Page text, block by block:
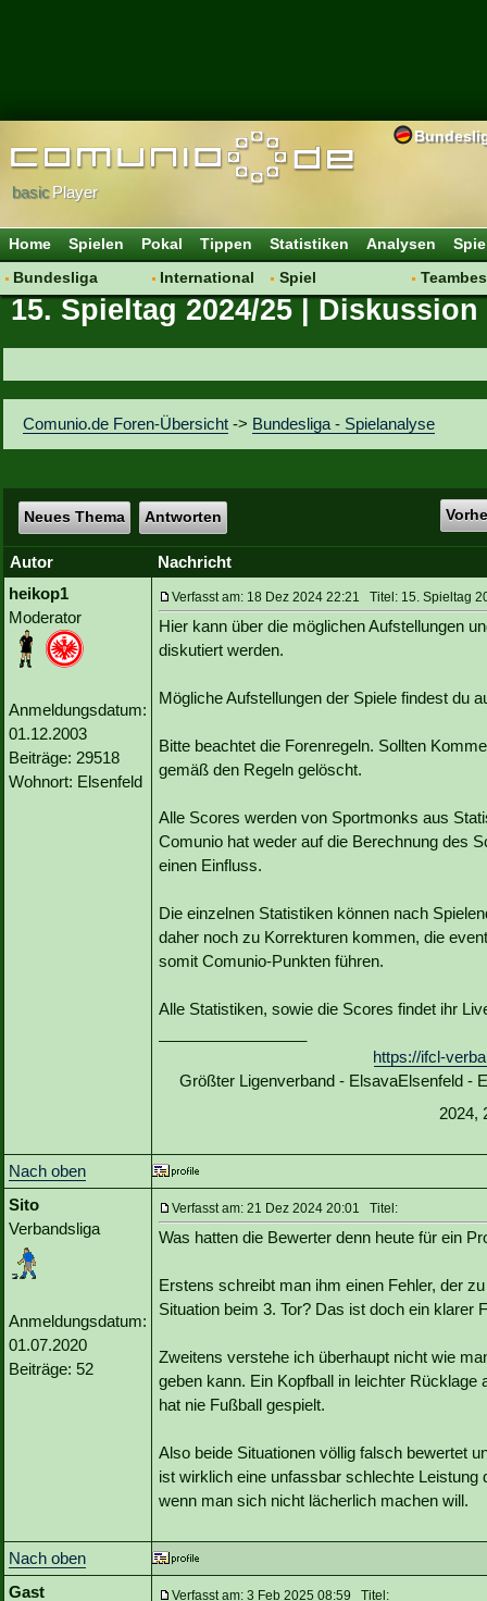
basicPlayer
Home Spielen Pokal Tippen Statistiken Analysen
Bundesliga
Hot News
Vereinsdiskussion
Vereinsfragen
International
Vereine
Spiel
Regeln & Tipps
15. Spieltag 2024/25 | Diskussion
Comunio.de Foren-Übersicht -> Bundesliga - Spielanalyse
Neues Thema Antworten
Autor
Nachricht
heikop1
Moderator
Anmeldungsdatum:
01.12.2003
Beiträge: 29518
Wohnort: Elsenfeld
Verfasst am: 18 Dez 2024 22:21 Titel: 15. Spieltag
Hier kann über die möglichen Aufstellungen
diskutiert werden.
Mögliche Aufstellungen der Spiele findest du
Bitte beachtet die Forenregeln. Sollten
gemäß den Regeln gelöscht.
Alle Scores werden von Sportmonks aus
Comunio hat weder auf die Berechnung des
einen Einfluss.
Die einzelnen Statistiken können nach
daher noch zu Korrekturen kommen, die
somit Comunio-Punkten führen.
Alle Statistiken, sowie die Scores findet ihr
https://ifcl-
Größter Ligenverband - ElsavaElsenfeld -
2024,
Nach oben
Sito
Verbandsliga
Anmeldungsdatum:
01.07.2020
Beiträge: 52
Verfasst am: 21 Dez 2024 20:01 Titel:
Was hatten die Bewerter denn heute für ein
Erstens schreibt man ihm einen Fehler, der
Situation beim 3. Tor? Das ist doch ein klarer
Zweitens verstehe ich überhaupt nicht wie
geben kann. Ein Kopfball in leichter
hat nie Fußball gespielt.
Also beide Situationen völlig falsch bewertet
ist wirklich eine unfassbar schlechte
wenn man sich nicht lächerlich machen will.
Nach oben
Gast
Verfasst am: 3 Feb 2025 08:59 Titel: